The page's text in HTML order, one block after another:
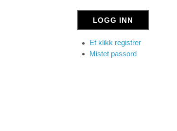
Et klikk registrer
Mistet passord